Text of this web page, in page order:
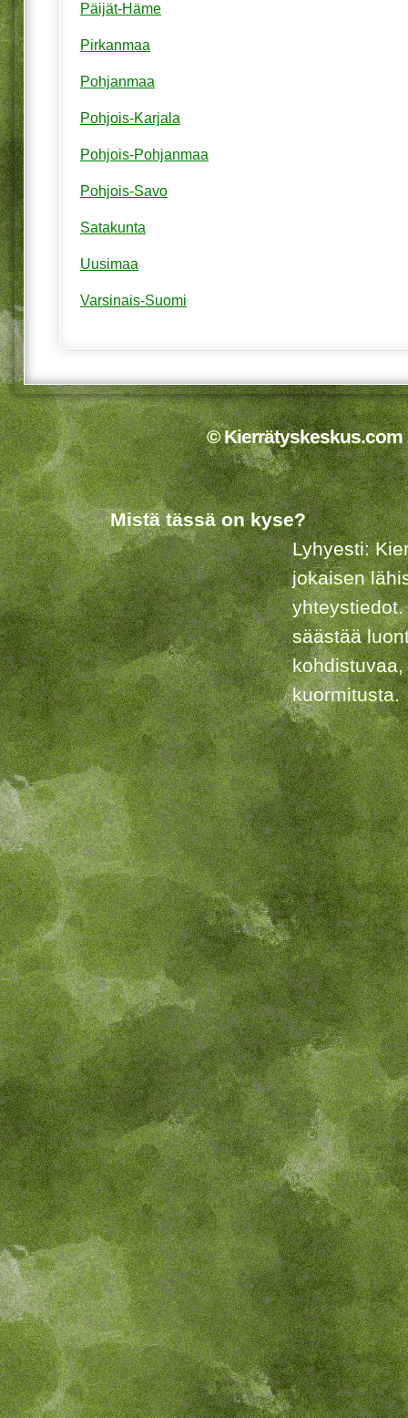
Päijät-Häme
Pirkanmaa
Pohjanmaa
Pohjois-Karjala
Pohjois-Pohjanmaa
Pohjois-Savo
Satakunta
Uusimaa
Varsinais-Suomi
© Kierrätyskeskus.com
Mistä tässä on kyse?
Lyhyesti:
jokaisen
säästää
kuormitusta.